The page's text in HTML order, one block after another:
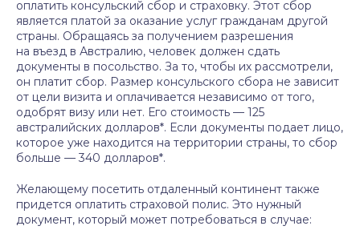
оплатить консульский сбор и страховку. Этот сбор
является платой за оказание услуг гражданам другой
страны. Обращаясь за получением разрешения
на въезд в Австралию, человек должен сдать
документы в посольство. За то, чтобы их рассмотрели,
он платит сбор. Размер консульского сбора не зависит
от цели визита и оплачивается независимо от того,
одобрят визу или нет. Его стоимость — 125
австралийских долларов*. Если документы подает лицо,
которое уже находится на территории страны, то сбор
больше — 340 долларов*.
Желающему посетить отдаленный континент также
придется оплатить страховой полис. Это нужный
документ, который может потребоваться в случае: